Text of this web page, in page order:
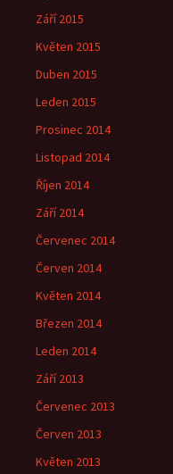
Září 2015
Květen 2015
Duben 2015
Leden 2015
Prosinec 2014
Listopad 2014
Říjen 2014
Září 2014
Červenec 2014
Červen 2014
Květen 2014
Březen 2014
Leden 2014
Září 2013
Červenec 2013
Červen 2013
Květen 2013